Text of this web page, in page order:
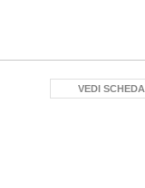
VEDI SCHEDA